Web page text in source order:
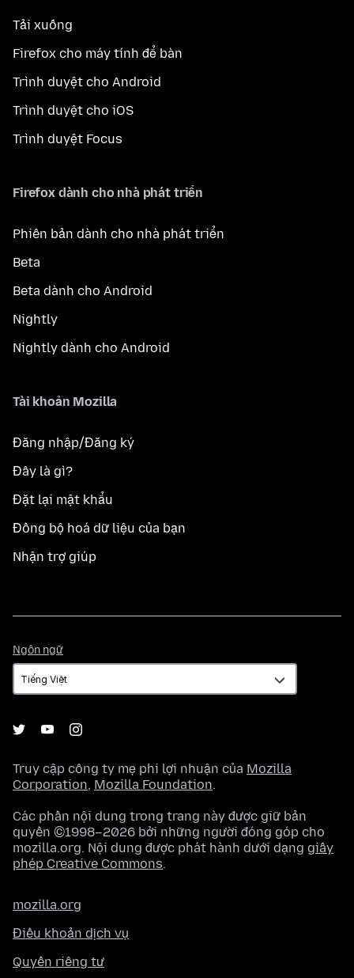
Tải xuống
Firefox cho máy tính để bàn
Trình duyệt cho Android
Trình duyệt cho iOS
Trình duyệt Focus
Firefox dành cho nhà phát triển
Phiên bản dành cho nhà phát triển
Beta
Beta dành cho Android
Nightly
Nightly dành cho Android
Tài khoản Mozilla
Đăng nhập/Đăng ký
Đây là gì?
Đặt lại mật khẩu
Đồng bộ hoá dữ liệu của bạn
Nhận trợ giúp
Ngôn ngữ
ngữ
Truy cập công ty mẹ phi lợi nhuận của Mozilla
Corporation, Mozilla Foundation.
Các phần nội dung trong trang này được giữ bản
quyền ©1998–2026 bởi những người đóng góp cho
mozilla.org. Nội dung được phát hành dưới dạng giấy
phép Creative Commons.
mozilla.org
Điều khoản dịch vụ
Quyền riêng tư